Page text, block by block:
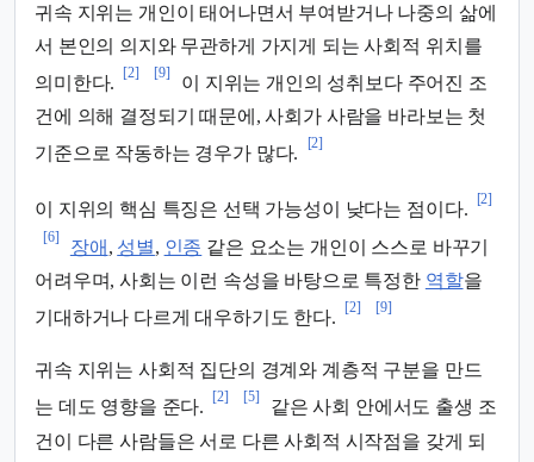
귀속 지위는 개인이 태어나면서 부여받거나 나중의 삶에
서 본인의 의지와 무관하게 가지게 되는 사회적 위치를
의미한다.
[2] [9]
이 지위는 개인의 성취보다 주어진 조
건에 의해 결정되기 때문에, 사회가 사람을 바라보는 첫
기준으로 작동하는 경우가 많다.
[2]
이 지위의 핵심 특징은 선택 가능성이 낮다는 점이다.
[2]
[6]
장애 , 성별, 인종 같은 요소는 개인이 스스로 바꾸기
어려우며, 사회는 이런 속성을 바탕으로 특정한 역할을
기대하거나 다르게 대우하기도 한다.
[2] [9]
귀속 지위는 사회적 집단의 경계와 계층적 구분을 만드
는 데도 영향을 준다.
[2] [5]
같은 사회 안에서도 출생 조
건이 다른 사람들은 서로 다른 사회적 시작점을 갖게 되